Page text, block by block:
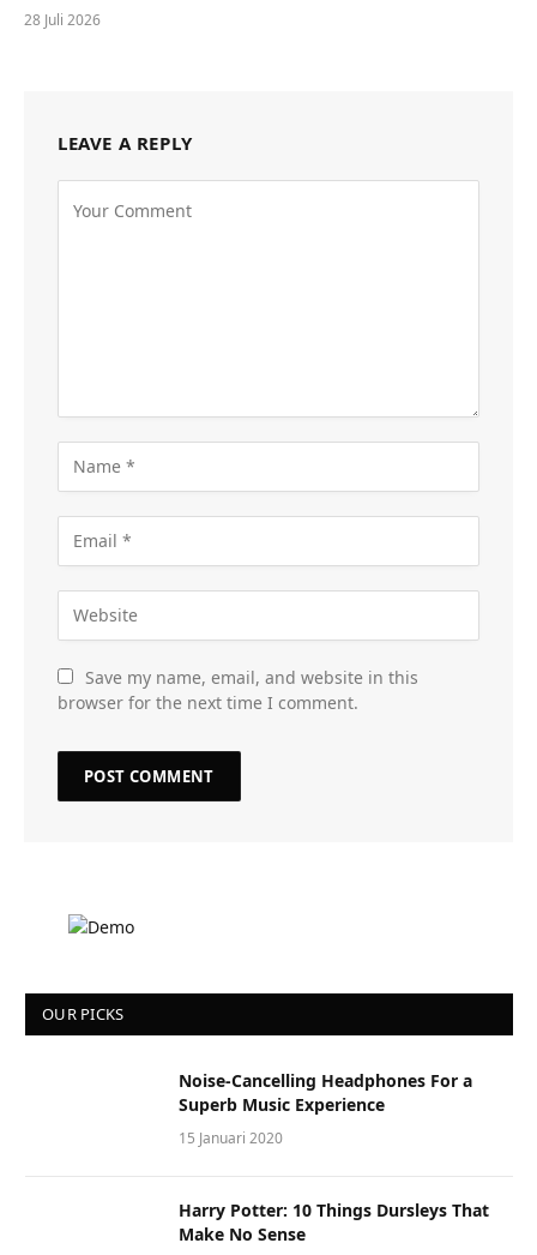
28 Juli 2026
LEAVE A REPLY
Save my name, email, and website in this
browser for the next time I comment.
OUR PICKS
Noise-Cancelling Headphones For a
Superb Music Experience
15 Januari 2020
Harry Potter: 10 Things Dursleys That
Make No Sense